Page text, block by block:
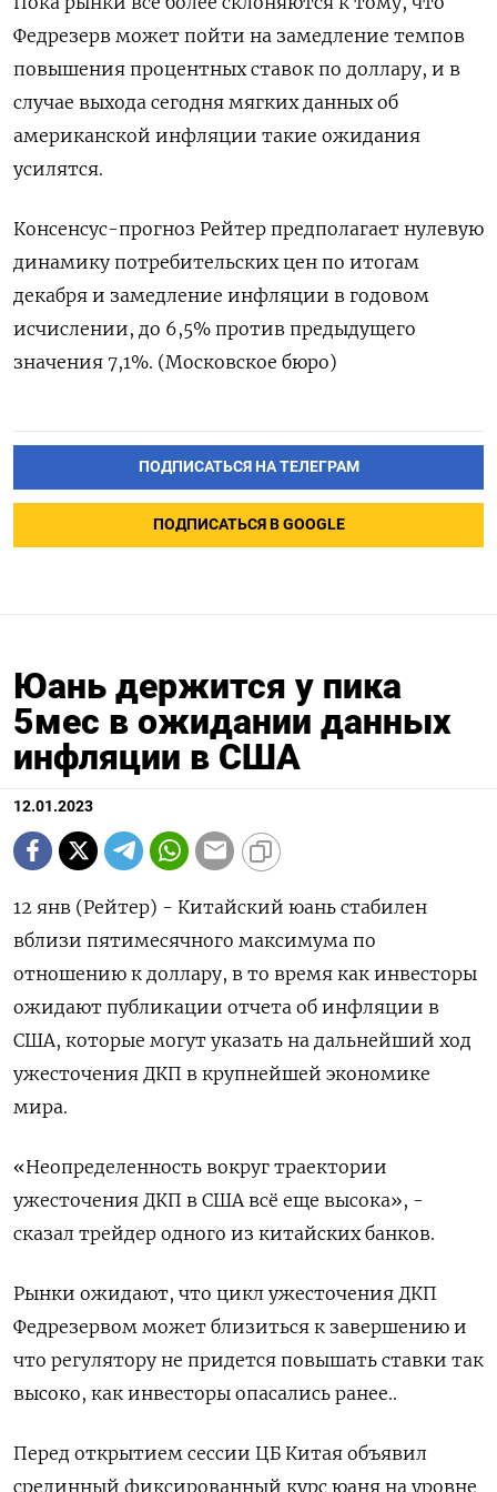
Федрезерв может пойти на замедление темпов
повышения процентных ставок по доллару, и в
случае выхода сегодня мягких данных об
американской инфляции такие ожидания
усилятся.
Консенсус-прогноз Рейтер предполагает нулевую
динамику потребительских цен по итогам
декабря и замедление инфляции в годовом
исчислении, до 6,5% против предыдущего
значения 7,1%. (Московское бюро)
ПОДПИСАТЬСЯ НА ТЕЛЕГРАМ
ПОДПИСАТЬСЯ В GOOGLE
Юань держится у пика
5мес в ожидании данных
инфляции в США
12.01.2023
12 янв (Рейтер) - Китайский юань стабилен
вблизи пятимесячного максимума по
отношению к доллару, в то время как инвесторы
ожидают публикации отчета об инфляции в
США, которые могут указать на дальнейший ход
ужесточения ДКП в крупнейшей экономике
мира.
«Неопределенность вокруг траектории
ужесточения ДКП в США всё еще высока», -
сказал трейдер одного из китайских банков.
Рынки ожидают, что цикл ужесточения ДКП
Федрезервом может близиться к завершению и
что регулятору не придется повышать ставки так
высоко, как инвесторы опасались ранее..
Перед открытием сессии ЦБ Китая объявил
срединный фиксированный курс юаня на уровне